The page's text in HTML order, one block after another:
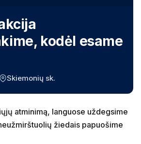
kodėl esame
Skiemonių sk.
atminimą, languose uždegsime
žiedais papuošime